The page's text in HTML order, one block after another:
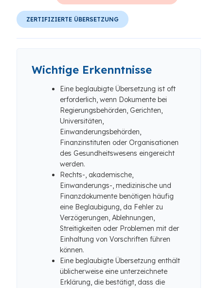
ZERTIFIZIERTE ÜBERSETZUNG
Wichtige Erkenntnisse
Eine beglaubigte Übersetzung ist oft
erforderlich, wenn Dokumente bei
Regierungsbehörden, Gerichten,
Universitäten,
Einwanderungsbehörden,
Finanzinstituten oder Organisationen
des Gesundheitswesens eingereicht
werden.
Rechts-, akademische,
Einwanderungs-, medizinische und
Finanzdokumente benötigen häufig
eine Beglaubigung, da Fehler zu
Verzögerungen, Ablehnungen,
Streitigkeiten oder Problemen mit der
Einhaltung von Vorschriften führen
können.
Eine beglaubigte Übersetzung enthält
üblicherweise eine unterzeichnete
Erklärung, die bestätigt, dass die